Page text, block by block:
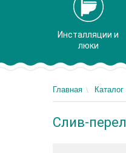
Инсталляции и
люки
Главная Каталог
Слив-